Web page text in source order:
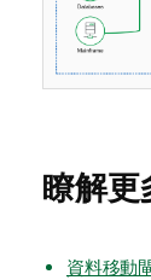
瞭解更
資料移動